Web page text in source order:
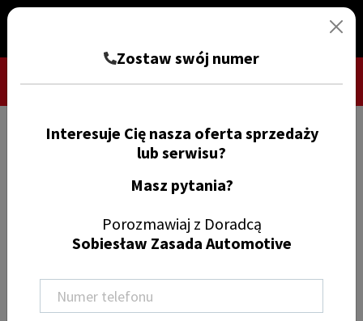
TRYB CIEMNY ZGŁOŚ SZKODĘ
Mercedes-Benz (470)
Zostaw swój numer
Interesuje Cię nasza oferta sprzedaży
lub serwisu?
Masz pytania?
Porozmawiaj z Doradcą
Sobiesław Zasada Automotive